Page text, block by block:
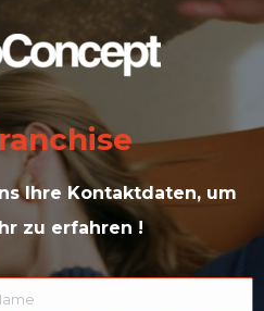
Ihre Kontaktdaten, um
zu erfahren !